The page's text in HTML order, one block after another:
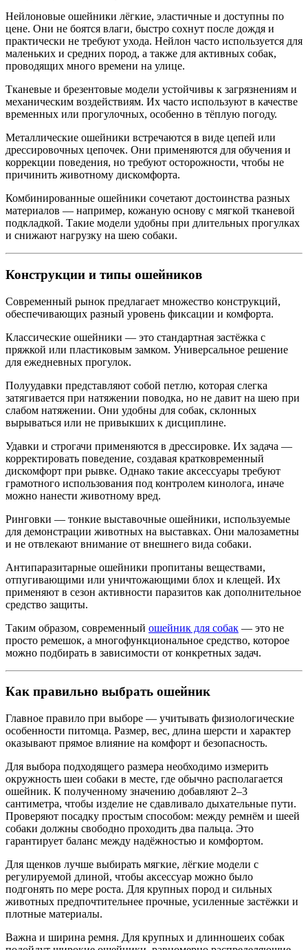
Нейлоновые ошейники лёгкие, эластичные и доступны по
цене. Они не боятся влаги, быстро сохнут после дождя и
практически не требуют ухода. Нейлон часто используется для
маленьких и средних пород, а также для активных собак,
проводящих много времени на улице.
Тканевые и брезентовые модели устойчивы к загрязнениям и
механическим воздействиям. Их часто используют в качестве
временных или прогулочных, особенно в тёплую погоду.
Металлические ошейники встречаются в виде цепей или
дрессировочных цепочек. Они применяются для обучения и
коррекции поведения, но требуют осторожности, чтобы не
причинить животному дискомфорта.
Комбинированные ошейники сочетают достоинства разных
материалов — например, кожаную основу с мягкой тканевой
подкладкой. Такие модели удобны при длительных прогулках
и снижают нагрузку на шею собаки.
Конструкции и типы ошейников
Современный рынок предлагает множество конструкций,
обеспечивающих разный уровень фиксации и комфорта.
Классические ошейники — это стандартная застёжка с
пряжкой или пластиковым замком. Универсальное решение
для ежедневных прогулок.
Полуудавки представляют собой петлю, которая слегка
затягивается при натяжении поводка, но не давит на шею при
слабом натяжении. Они удобны для собак, склонных
вырываться или не привыкших к дисциплине.
Удавки и строгачи применяются в дрессировке. Их задача —
корректировать поведение, создавая кратковременный
дискомфорт при рывке. Однако такие аксессуары требуют
грамотного использования под контролем кинолога, иначе
можно нанести животному вред.
Ринговки — тонкие выставочные ошейники, используемые
для демонстрации животных на выставках. Они малозаметны
и не отвлекают внимание от внешнего вида собаки.
Антипаразитарные ошейники пропитаны веществами,
отпугивающими или уничтожающими блох и клещей. Их
применяют в сезон активности паразитов как дополнительное
средство защиты.
Таким образом, современный ошейник для собак — это не
просто ремешок, а многофункциональное средство, которое
можно подбирать в зависимости от конкретных задач.
Как правильно выбрать ошейник
Главное правило при выборе — учитывать физиологические
особенности питомца. Размер, вес, длина шерсти и характер
оказывают прямое влияние на комфорт и безопасность.
Для выбора подходящего размера необходимо измерить
окружность шеи собаки в месте, где обычно располагается
ошейник. К полученному значению добавляют 2–3
сантиметра, чтобы изделие не сдавливало дыхательные пути.
Проверяют посадку простым способом: между ремнём и шеей
собаки должны свободно проходить два пальца. Это
гарантирует баланс между надёжностью и комфортом.
Для щенков лучше выбирать мягкие, лёгкие модели с
регулируемой длиной, чтобы аксессуар можно было
подгонять по мере роста. Для крупных пород и сильных
животных предпочтительнее прочные, усиленные застёжки и
плотные материалы.
Важна и ширина ремня. Для крупных и длинношеих собак